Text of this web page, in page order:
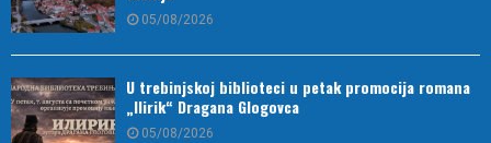
05/08/2026
U trebinjskoj biblioteci u petak promocija romana
„Ilirik“ Dragana Glogovca
05/08/2026